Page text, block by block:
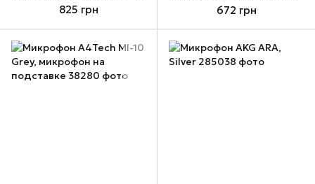
825 грн 672 грн